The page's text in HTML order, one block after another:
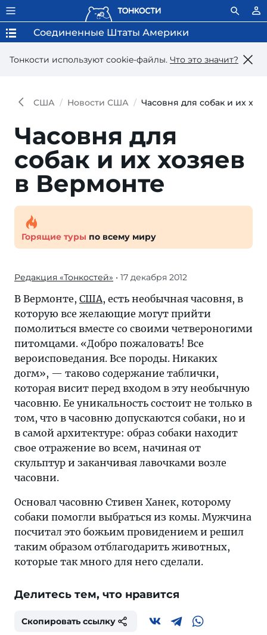
Тонкости используют сookie-файлы. Что это значит?
Соединенные Штаты Америки
США Новости США Часовня для собак и их
Часовня для
собак и их хозяев
в Вермонте
Горящие туры по всему миру
Редакция «Тонкостей» • 17 декабря 2012
В Вермонте, США, есть необычная часовня, в
которую все желающие могут прийти
помолиться вместе со своими четвероногими
питомцами. «Добро пожаловать! Все
вероисповедания. Все породы. Никаких
догм», — таково содержание таблички,
которая висит перед входом в эту необычную
часовню. Ее уникальность состоит не только в
том, что в часовню допускаются собаки, но и
в самой архитектуре: образ собаки находит
свое отражение во всем, начиная от
скульптур и заканчивая лавочками возле
часовни.
Основал часовню Стивен Ханек, которому
собаки помогли выбраться из комы. Мужчина
посчитал это божьим провидением и решил
таким образом отблагодарить животных,
которые так много для него сделали.
Делитесь тем, что нравится
Скопировать ссылку